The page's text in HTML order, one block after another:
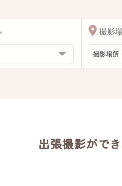
撮影
出張撮影がで